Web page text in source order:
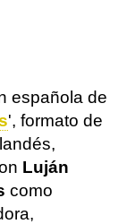
española de
', formato de
Luján
como